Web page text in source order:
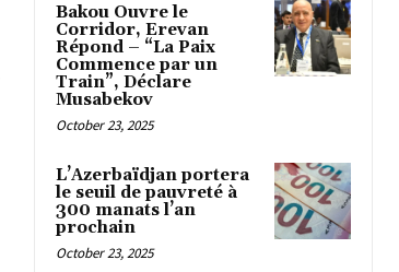
Bakou Ouvre le
Corridor, Erevan
Répond – “La Paix
Commence par un
Train”, Déclare
Musabekov
October 23, 2025
L’Azerbaïdjan portera
le seuil de pauvreté à
300 manats l’an
prochain
October 23, 2025